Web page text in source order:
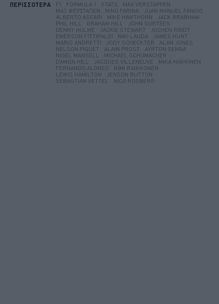
ΠΕΡΙΣΣΟΤΕΡΑ F1 FORMULA 1 STATS
MAX VERSTAPPEN
ΜΑΞ ΦΕΡΣΤΆΠΕΝ
NINO FARINA
JUAN MANUEL FANGIO
ALBERTO ASCARI
MIKE HAWTHORN
JACK BRABHAM
PHIL HILL
GRAHAM HILL
JOHN SURTEES
DENNY HULME
JACKIE STEWART
JOCHEN RINDT
EMERSON FITTIPALDI
NIKI LAUDA
JAMES HUNT
MARIO ANDRETTI
JODY SCHECKTER
ALAN JONES
NELSON PIQUET
ALAIN PROST
AYRTON SENNA
NIGEL MANSELL
MICHAEL SCHUMACHER
DAMON HILL
JACQUES VILLENEUVE
MIKA HAKKINEN
FERNANDO ALONSO
KIMI RAIKKONEN
LEWIS HAMILTON
JENSON BUTTON
SEBASTIAN VETTEL
NICO ROSBERG